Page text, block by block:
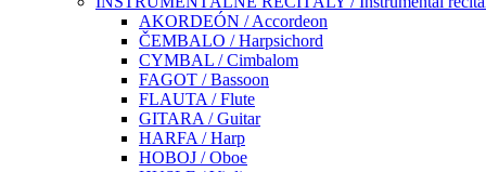
AKORDEÓN / Accordeon
ČEMBALO / Harpsichord
CYMBAL / Cimbalom
FAGOT / Bassoon
FLAUTA / Flute
GITARA / Guitar
HARFA / Harp
HOBOJ / Oboe